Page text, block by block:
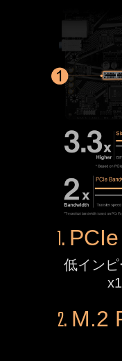
1.
低イン
2. M.2